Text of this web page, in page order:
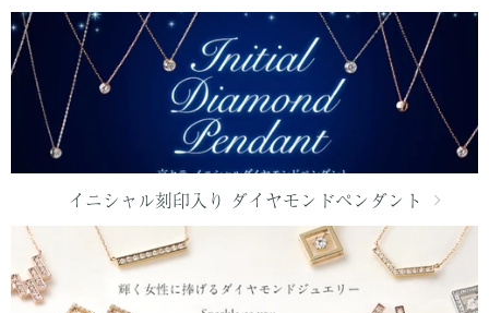
イニシャル刻印入り ダイヤモンドペンダント